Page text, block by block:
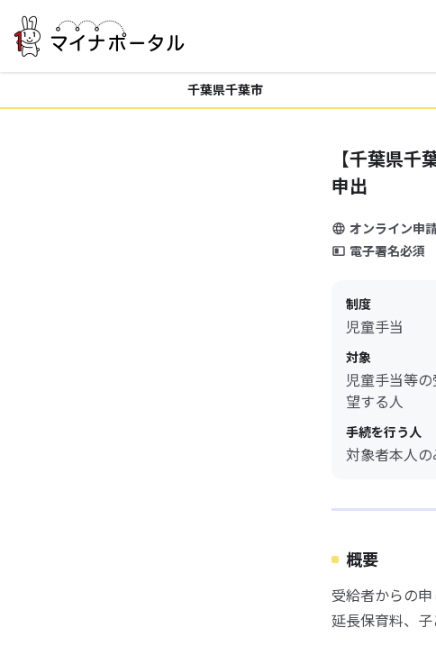
千葉県千葉市
【千葉県
申出
オンライン申
電子署名必須
制度
児童手当
対象
児童手当等
望する人
手続を行う人
対象者本人の
概要
受給者からの
延長保育料、